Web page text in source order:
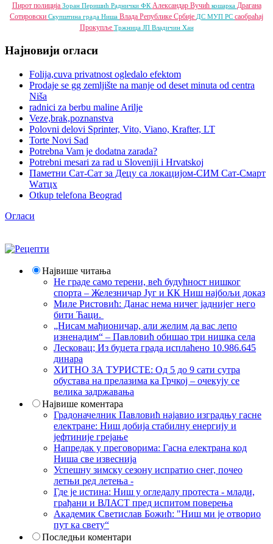
Пирот полиција Зоран Перишић Раднички ФК Александар Вучић кошарка Драгана
Сотировски Скупштина града Ниша Влада Републике Србије ДС МУП РС саобраћај
Прокупље Тржница ЈП Владичин Хан
Најновији огласи
Folija,cuva privatnost ogledalo efektom
Prodaje se gg zemljište na manje od deset minuta od centra
Niša
radnici za berbu maline Arilje
Veze,brak,poznanstva
Polovni delovi Sprinter, Vito, Viano, Krafter, LT
Torte Novi Sad
Potrebna Vam je dodatna zarada?
Potrebni mesari za rad u Sloveniji i Hrvatskoj
Паметни Сат-Сат за Децу са локацијом-СИМ Сат-Смарт
Wатцх
Otkup telefona Beograd
Огласи
Највише читања
Не граде само терени, већ будућност нишког
спорта – Железничар Југ и КК Ниш најбољи доказ
Миле Ристовић: Данас нема ничег јаднијег него
бити Ћаци.
„Нисам мађионичар, али желим да вас лепо
изненадим“ – Павловић обишао три нишка села
Лесковац; Из буџета града исплаћено 10.986.645
динара
ХИТНО ЗА ТУРИСТЕ: Од 5 до 9 сати сутра
обустава на прелазима ка Грчкој – очекују се
велика задржавања
Највише коментара
Градоначелник Павловић најавио изградњу гасне
електране: Ниш добија стабилну енергију и
јефтиније грејање
Напредак у преговорима: Гасна електрана код
Ниша све извеснија
Успешну зимску сезону испратио снег, почео
летњи ред летења -
Где је истина: Ниш у огледалу протеста - млади,
грађани и ВЛАСТ пред испитом поверења
Академик Светислав Божић: "Ниш ми је отворио
пут ка свету“
Последњи коментари